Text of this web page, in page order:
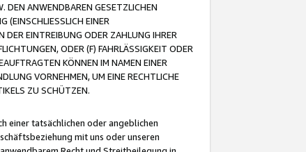
DEN ANWENDBAREN GESETZLICHEN
(EINSCHLIESSLICH EINER
DER EINTREIBUNG ODER ZAHLUNG IHRER
ODER (F) FAHRLÄSSIGKEIT ODER
KÖNNEN IM NAMEN EINER
VORNEHMEN, UM EINE RECHTLICHE
ZU SCHÜTZEN.
einer tatsächlichen oder angeblichen
mit uns oder unseren